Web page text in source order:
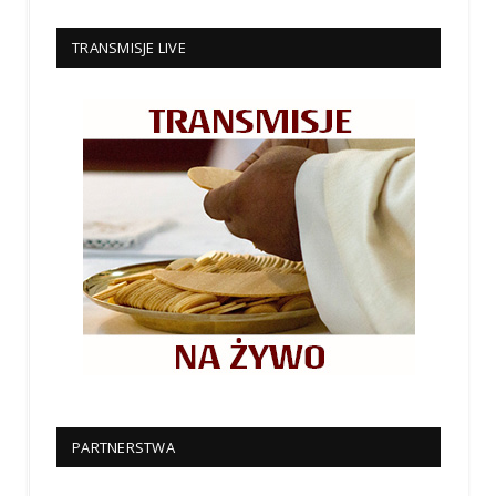
TRANSMISJE LIVE
PARTNERSTWA